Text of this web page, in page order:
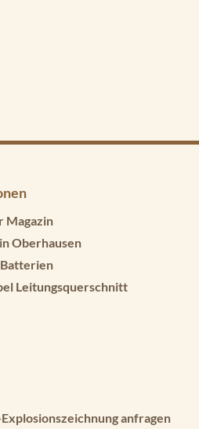
Magazin
Oberhausen
Leitungsquerschnitt
anfragen